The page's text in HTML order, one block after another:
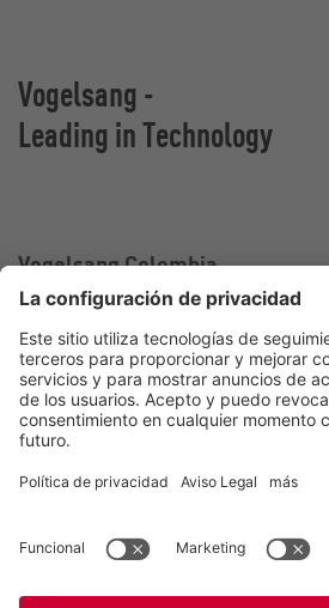
Vogelsang -
Leading in Technology
Vogelsang Colombia
Oficina de ventas en Colombia
Calle 2 sur#
25-217 Medellín
Colombia
+57 300 87 73 858
colombia@vogelsang.info